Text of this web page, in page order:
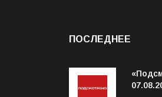
ПОСЛЕДНЕЕ